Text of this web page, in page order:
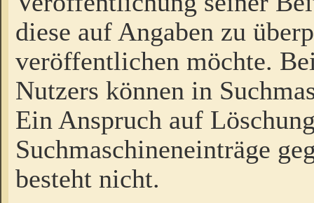
diese auf Angaben zu
veröffentlichen möchte.
Nutzers können in
Ein Anspruch auf
Suchmaschineneinträge
besteht nicht.